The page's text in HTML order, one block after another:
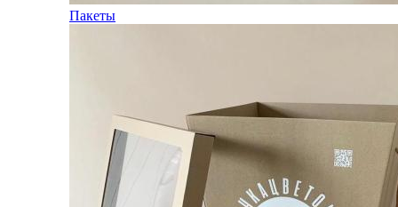
Пакеты